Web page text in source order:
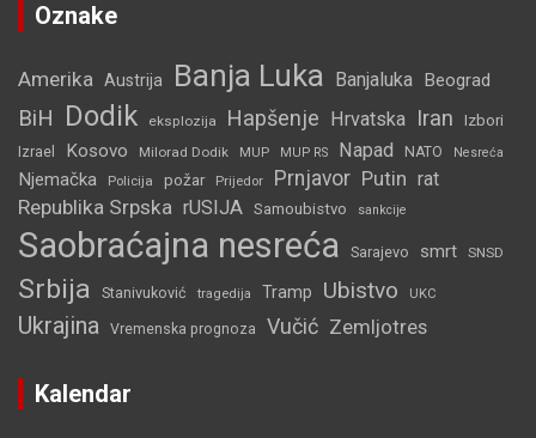
Oznake
Amerika Austrija Banja Luka Banjaluka Beograd
BiH Dodik eksplozija Hapšenje Hrvatska Iran Izbori
Izrael Kosovo Milorad Dodik MUP MUP RS Napad NATO Nesreća
Njemačka Policija požar Prijedor Prnjavor Putin rat
Republika Srpska rUSIJA Samoubistvo sankcije
Saobraćajna nesreća Sarajevo smrt SNSD
Srbija Stanivuković tragedija Tramp Ubistvo UKC
Ukrajina Vremenska prognoza Vučić Zemljotres
Kalendar